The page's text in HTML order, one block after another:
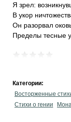
Я зрел:
В укор
Он разорвал
Пределы тесные
Категории:
Восторженные
Стихи о гении